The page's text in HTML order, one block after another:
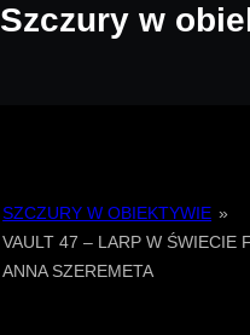
Szczury w
SZCZURY W OBIEKTYWIE »
VAULT 47 – LARP W ŚWIECIE
ANNA SZEREMETA